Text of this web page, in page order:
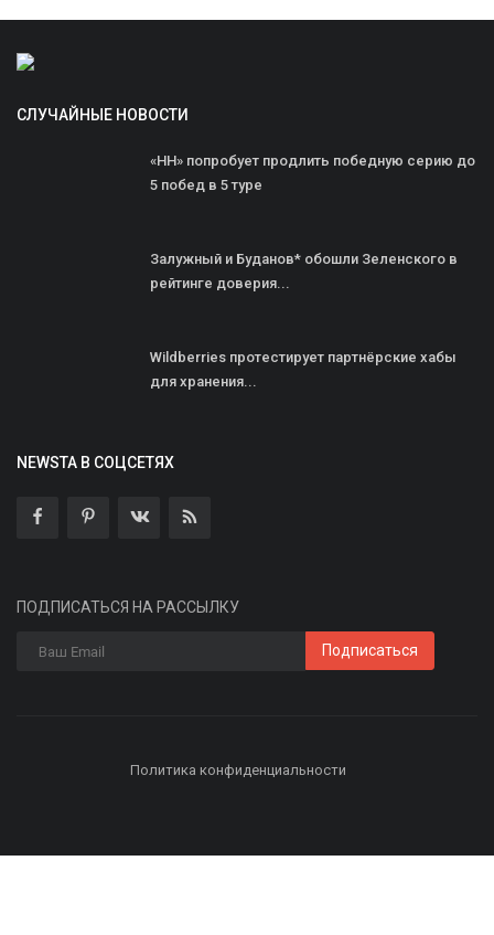
СЛУЧАЙНЫЕ НОВОСТИ
«НН» попробует продлить победную серию до
5 побед в 5 туре
Залужный и Буданов* обошли Зеленского в
рейтинге доверия...
Wildberries протестирует партнёрские хабы
для хранения...
NEWSTA В СОЦСЕТЯХ
ПОДПИСАТЬСЯ НА РАССЫЛКУ
Подписаться
Политика конфиденциальности